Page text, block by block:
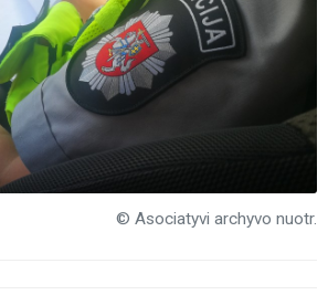
© Asociatyvi archyvo nuotr.